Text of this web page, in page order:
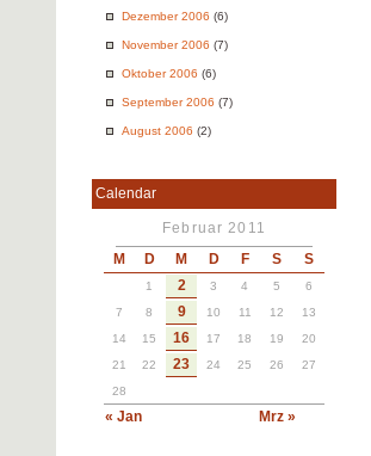
Dezember 2006 (6)
November 2006 (7)
Oktober 2006 (6)
September 2006 (7)
August 2006 (2)
Calendar
Februar 2011
M D M D F S S
« Jan Mrz »
1 2 3 4 5
6
7
8 9 10 11 12
13
14
15 16 17 18 19
20
21
22 23 24 25 26
27
28